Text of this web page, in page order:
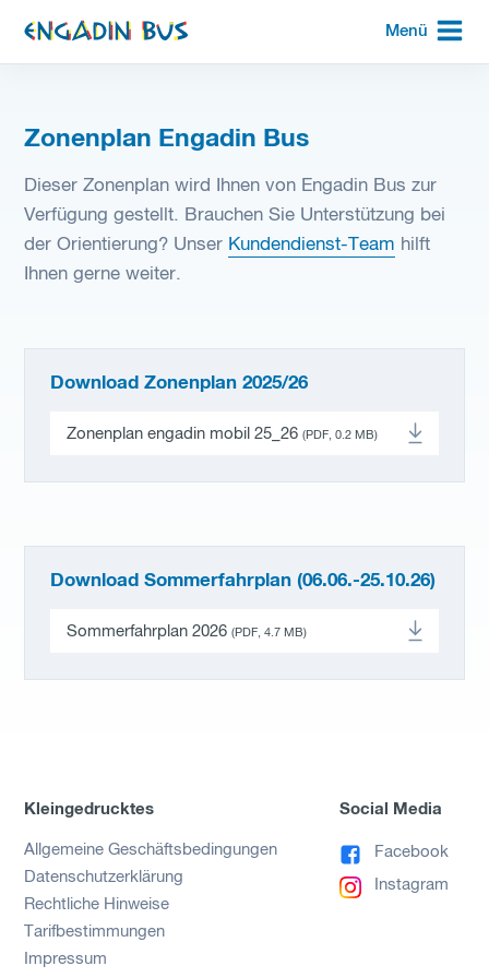
zur
Startseite
Menü
Zonenplan Engadin Bus
Dieser Zonenplan wird Ihnen von Engadin Bus zur
Verfügung gestellt. Brauchen Sie Unterstützung bei
der Orientierung? Unser Kundendienst-Team hilft
Ihnen gerne weiter.
Download Zonenplan 2025/26
Zonenplan engadin mobil 25_26 (PDF, 0.2 MB)
Download Sommerfahrplan (06.06.-25.10.26)
Sommerfahrplan 2026 (PDF, 4.7 MB)
Kleingedrucktes
Allgemeine Geschäftsbedingungen
Datenschutzerklärung
Rechtliche Hinweise
Tarifbestimmungen
Impressum
Social Media
Facebook
Instagram